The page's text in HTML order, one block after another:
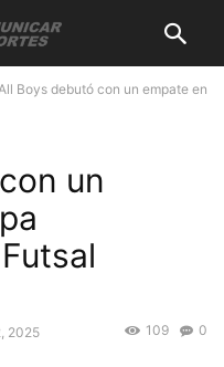
Boys debutó con un empate en
un
2025 0
109